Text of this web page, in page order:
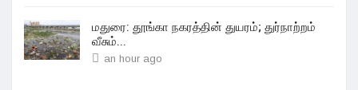
மதுரை: தூங்கா நகரத்தின் துயரம்; துர்நாற்றம்
வீசும்...
an hour ago